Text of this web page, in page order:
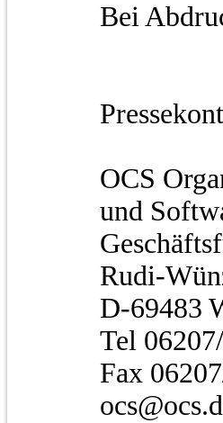
Bei
OCS
und
Rudi-
D-69483
Tel
Fax